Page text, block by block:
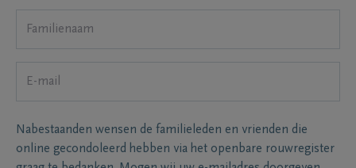
Nabestaanden wensen de familieleden en vrienden die
online gecondoleerd hebben via het openbare rouwregister